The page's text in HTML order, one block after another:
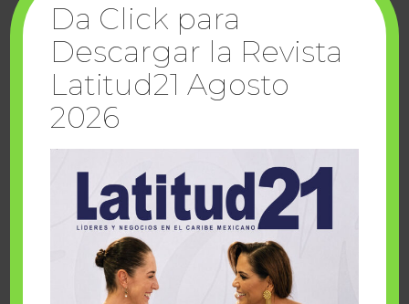
Cuando la solidaridad inspira; cumplen
sueños Fairmont Mayakoba y Make-A-Wish
Da Click para
Descargar la Revista
Latitud21 Agosto
2026